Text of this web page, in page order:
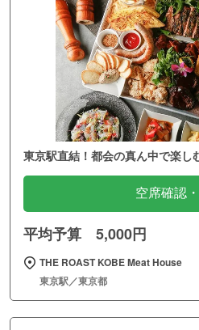
東京駅直結！都会の真ん中で楽し
空席確認
平均予算 5,000円
THE ROAST KOBE Meat House
東京駅／東京都